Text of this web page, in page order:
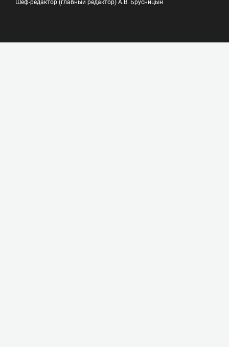
Шеф-редактор (главный редактор) А.В. Брусницын